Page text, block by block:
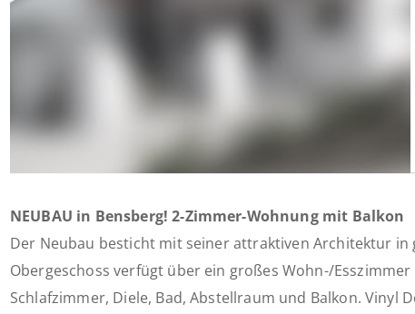
NEUBAU in Bensberg! 2-Zimmer-Wohnung mit Balkon
Der Neubau besticht mit seiner attraktiven Architektur in
Obergeschoss verfügt über ein großes Wohn-/
Schlafzimmer, Diele, Bad, Abstellraum und Balkon. Vinyl